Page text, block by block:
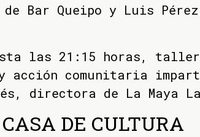
de Bar Queipo y Luis
las 21:15 horas,
y acción comunitaria
directora de La Maya
DE CULTURA